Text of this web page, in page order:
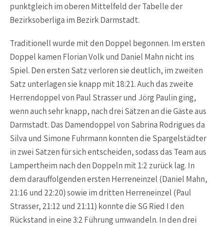
punktgleich im oberen Mittelfeld der Tabelle der
Bezirksoberliga im Bezirk Darmstadt.
Traditionell wurde mit den Doppel begonnen. Im ersten
Doppel kamen Florian Volk und Daniel Mahn nicht ins
Spiel. Den ersten Satz verloren sie deutlich, im zweiten
Satz unterlagen sie knapp mit 18:21. Auch das zweite
Herrendoppel von Paul Strasser und Jörg Paulin ging,
wenn auch sehr knapp, nach drei Sätzen an die Gäste aus
Darmstadt. Das Damendoppel von Sabrina Rodrigues da
Silva und Simone Fuhrmann konnten die Spargelstädter
in zwei Sätzen für sich entscheiden, sodass das Team aus
Lampertheim nach den Doppeln mit 1:2 zurück lag. In
dem darauffolgenden ersten Herreneinzel (Daniel Mahn,
21:16 und 22:20) sowie im dritten Herreneinzel (Paul
Strasser, 21:12 und 21:11) konnte die SG Ried I den
Rückstand in eine 3:2 Führung umwandeln. In den drei